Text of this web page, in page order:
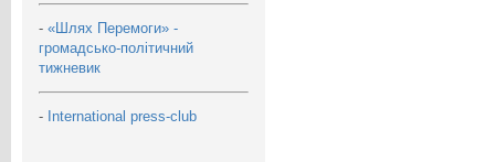
- «Шлях Перемоги» -
громадсько-політичний
тижневик
- International press-club